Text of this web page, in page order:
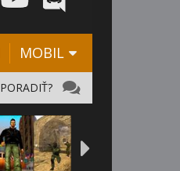
MOBIL
PORADIŤ?